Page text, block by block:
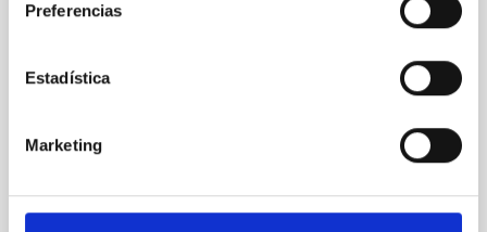
Preferencias
Estadística
Marketing
European flagship in solar research. Until now, EST
universities and research institutions across Europe.
The creation of the BGR transforms EST into a
project and to the creation of a future European
Advertised on 11/03/2025 - 11:45:26